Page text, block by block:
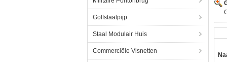
Golfstaalpijp
Staal Modulair Huis
Commerciële Visnetten